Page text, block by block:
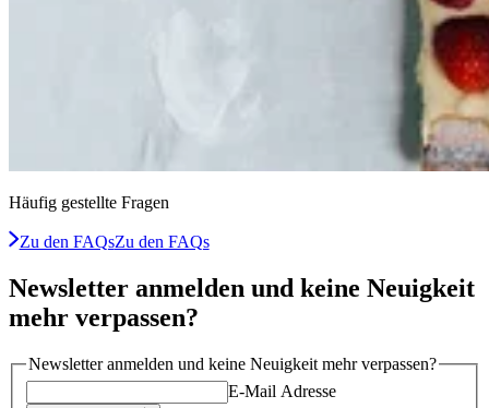
Häufig gestellte Fragen
Zu den FAQsZu den FAQs
Newsletter anmelden und keine Neuigkeit
mehr verpassen?
Newsletter anmelden und keine Neuigkeit mehr verpassen?
E-Mail Adresse